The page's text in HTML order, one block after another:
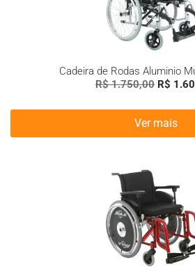
Cadeira de Rodas Aluminio
R$1.750,00 R$
Ver mais